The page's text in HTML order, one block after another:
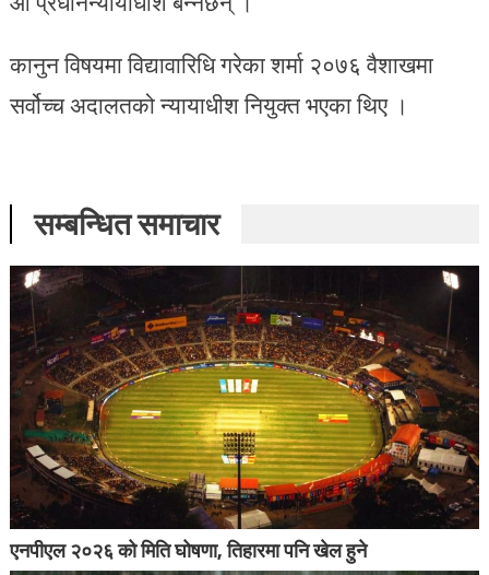
कानुन विषयमा विद्यावारिधि गरेका शर्मा २०७६ वैशाखमा
सर्वोच्च अदालतको न्यायाधीश नियुक्त भएका थिए ।
सम्बन्धित समाचार
एनपीएल २०२६ को मिति घोषणा, तिहारमा पनि खेल हुने